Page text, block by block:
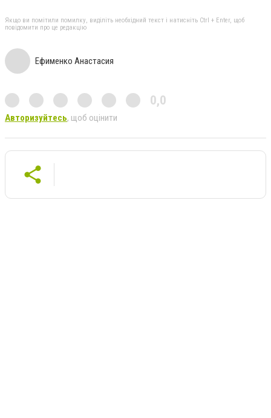
Якщо ви помітили помилку, виділіть необхідний текст і натисніть Ctrl + Enter, щоб
повідомити про це редакцію
Ефименко Анастасия
0,0
Авторизуйтесь, щоб оцінити